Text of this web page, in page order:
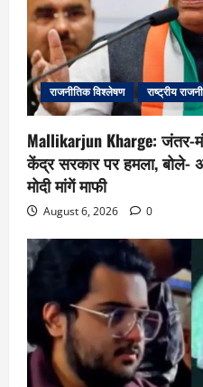
राजनीतिक विश्लेषण राष्ट्रीय
Mallikarjun Kharge: जंतर-
केंद्र सरकार पर हमला, बोले-
मोदी मांगें माफी
August 6, 2026 0